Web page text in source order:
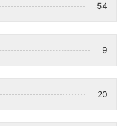
54
9
20